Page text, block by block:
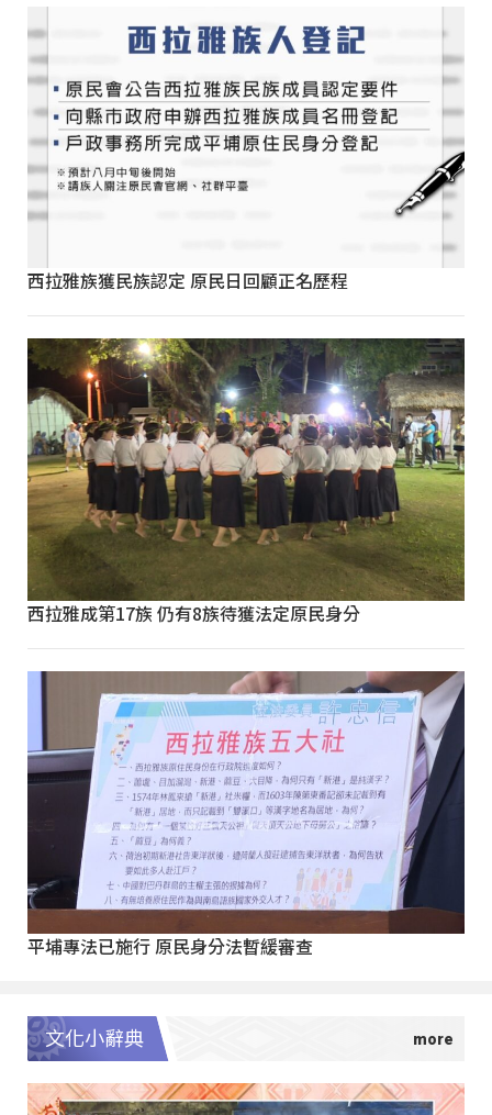
西拉雅族獲民族認定 原民日回顧正名歷程
西拉雅成第17族 仍有8族待獲法定原民身分
平埔專法已施行 原民身分法暫緩審查
文化小辭典